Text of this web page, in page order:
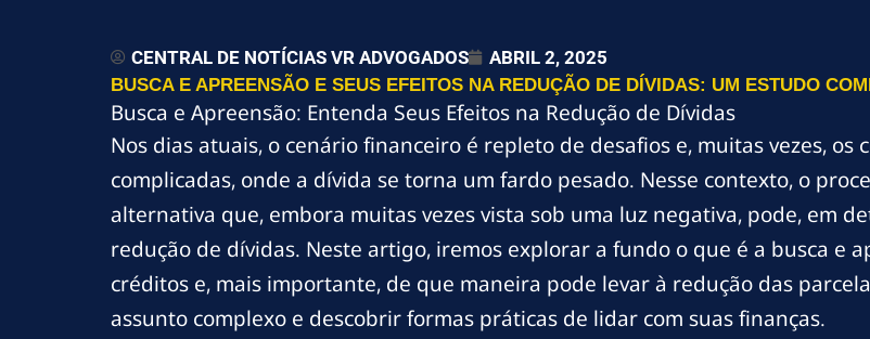
CENTRAL DE NOTÍCIAS VR ADVOGADOS ABRIL 2, 2025
BUSCA E APREENSÃO E SEUS EFEITOS NA REDUÇÃO DE DÍVIDAS: UM ESTUDO
Busca e Apreensão: Entenda Seus Efeitos na Redução de Dívidas
Nos dias atuais, o cenário financeiro é repleto de desafios e, muitas vezes,
complicadas, onde a dívida se torna um fardo pesado. Nesse contexto, o
alternativa que, embora muitas vezes vista sob uma luz negativa, pode, em
redução de dívidas. Neste artigo, iremos explorar a fundo o que é a busca e
créditos e, mais importante, de que maneira pode levar à redução das
assunto complexo e descobrir formas práticas de lidar com suas finanças.